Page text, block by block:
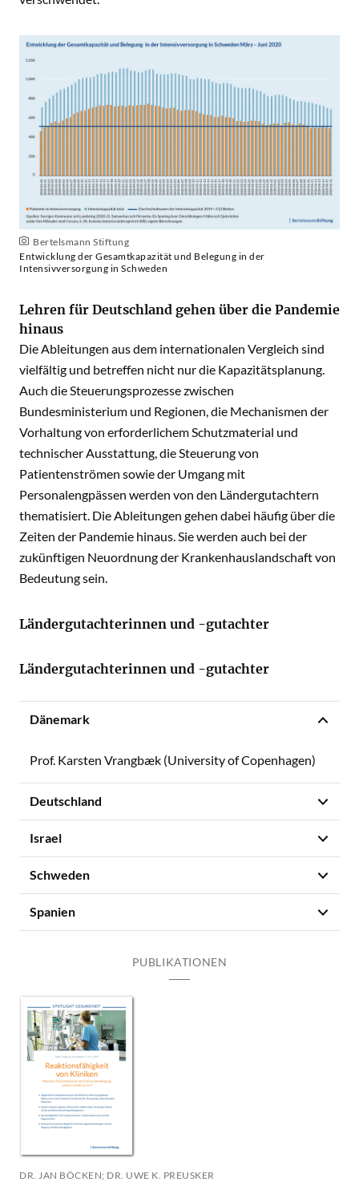
Bertelsmann Stiftung
Entwicklung der Gesamtkapazität und Belegung in der
Intensivversorgung in Schweden
Lehren für Deutschland gehen über die Pandemie
hinaus
Die Ableitungen aus dem internationalen Vergleich sind
vielfältig und betreffen nicht nur die Kapazitätsplanung.
Auch die Steuerungsprozesse zwischen
Bundesministerium und Regionen, die Mechanismen der
Vorhaltung von erforderlichem Schutzmaterial und
technischer Ausstattung, die Steuerung von
Patientenströmen sowie der Umgang mit
Personalengpässen werden von den Ländergutachtern
thematisiert. Die Ableitungen gehen dabei häufig über die
Zeiten der Pandemie hinaus. Sie werden auch bei der
zukünftigen Neuordnung der Krankenhauslandschaft von
Bedeutung sein.
Ländergutachterinnen und -gutachter
Ländergutachterinnen und -gutachter
Dänemark
Prof. Karsten Vrangbæk (University of Copenhagen)
Deutschland
Israel
Schweden
Spanien
PUBLIKATIONEN
DR. JAN BÖCKEN; DR. UWE K. PREUSKER